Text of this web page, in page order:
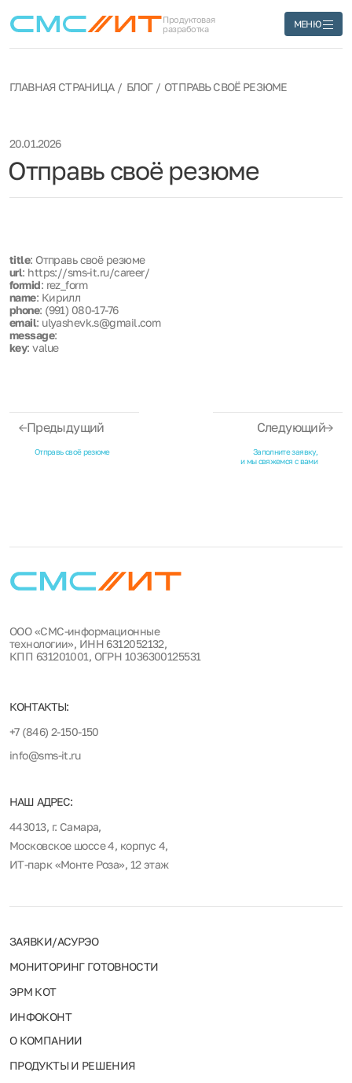
Продуктовая
разработка
МЕНЮ
ГЛАВНАЯ СТРАНИЦА БЛОГ ОТПРАВЬ СВОЁ РЕЗЮМЕ
Отправь своё резюме
20.01.2026
title: Отправь своё резюме
url: https://sms-it.ru/career/
formid: rez_form
name: Кирилл
phone: (991) 080-17-76
email: ulyashevk.s@gmail.com
message:
key: value
Предыдущий
Отправь своё резюме
Следующий
Заполните заявку,
и мы свяжемся с вами
ООО «СМС-информационные
технологии», ИНН 6312052132,
КПП 631201001, ОГРН 1036300125531
КОНТАКТЫ:
+7 (846) 2-150-150
info@sms-it.ru
НАШ АДРЕС:
443013, г. Самара,
Московское шоссе 4, корпус 4,
ИТ-парк «Монте Роза», 12 этаж
ЗАЯВКИ/АСУРЭО
МОНИТОРИНГ ГОТОВНОСТИ
ЭРМ КОТ
ИНФОКОНТ
О КОМПАНИИ
ПРОДУКТЫ И РЕШЕНИЯ